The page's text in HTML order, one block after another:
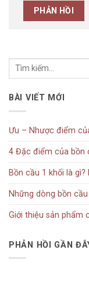
BÀI VIẾT MỚI
Ưu – Nhược điểm
4 Đặc điểm của bồn
Bồn cầu 1 khối là
Những dòng bồn
Giới thiệu sản phẩm
PHẢN HỒI GẦN